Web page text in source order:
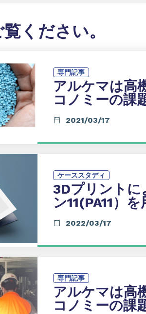
ください。
専門記事
アルケマは高
コノミーの課
2021/03/17
ケーススタディ
3Dプリント に
ン11(PA11） を
2022/03/17
専門記事
アルケマは高
コノミーの課